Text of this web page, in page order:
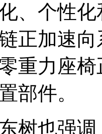
、个性
正加速
重力座
部件。
树也强